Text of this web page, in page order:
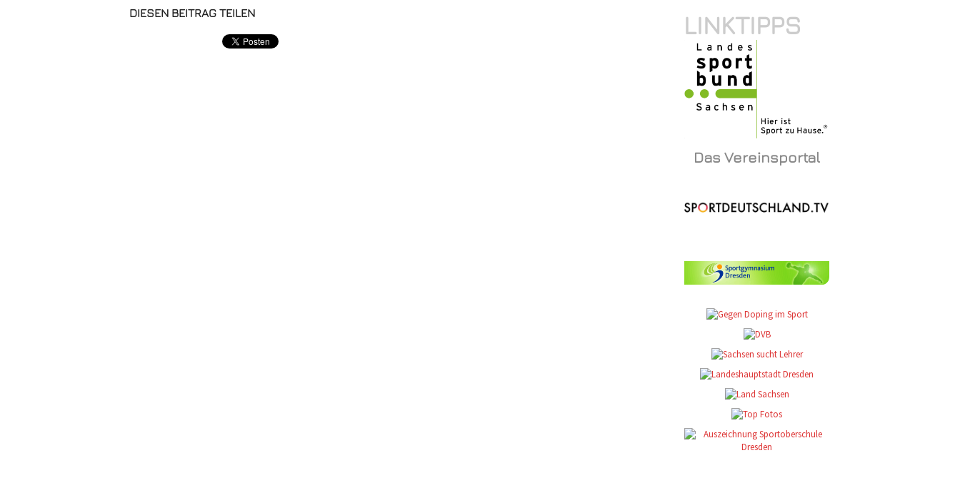
DIESEN BEITRAG TEILEN LINKTIPPS
Das Vereinsportal